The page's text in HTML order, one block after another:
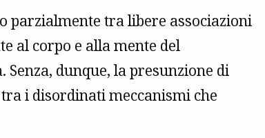
parzialmente tra libere associazioni
al corpo e alla mente del
dunque, la presunzione di
i disordinati meccanismi che